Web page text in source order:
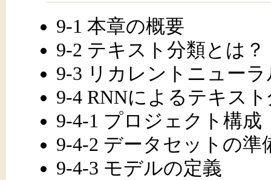
9-1 本章の概要
9-2 テキスト分類とは？
9-3 リカレントニュー
9-4 RNNによるテキス
9-4-1 プロジェクト構成
9-4-2 データセットの準
9-4-3 モデルの定義